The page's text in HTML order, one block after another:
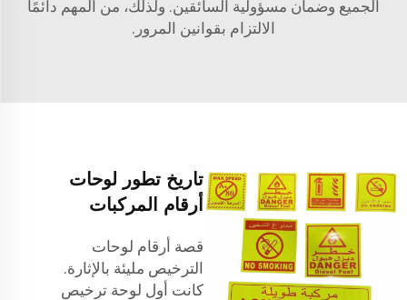
الجميع وضمان مسؤولية السائقين. ولذلك، من المهم دائمًا
الالتزام بقوانين المرور.
تاريخ تطور لوحات
أرقام المركبات
قصة أرقام لوحات
الترخيص مليئة بالإثارة.
كانت أول لوحة ترخيص